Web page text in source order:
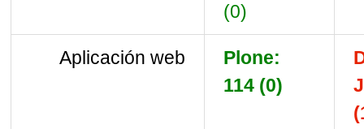
(0)
Aplicación web
Plone:
114 (0)